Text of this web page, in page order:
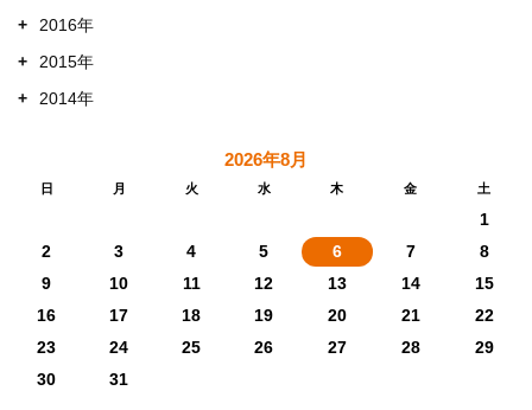
+
2016年
+
2015年
+
2014年
2026年8月
日 月 火 水 木 金 土
1
2
3 4 5 6 7
8
9
10 11 12 13 14
15
16
17 18 19 20 21
22
23
24 25 26 27 28
29
30
31